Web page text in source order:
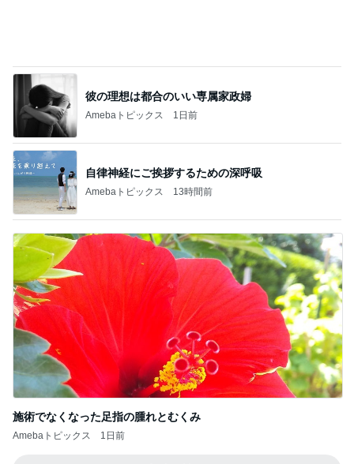
自律神経にご挨拶するための深呼吸
Amebaトピックス 13時間前
施術でなくなった足指の腫れとむくみ
Amebaトピックス 1日前
記事を読む